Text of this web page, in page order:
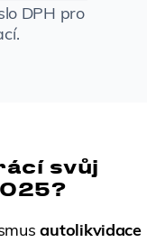
DPH pro
svůj
autolikvidace